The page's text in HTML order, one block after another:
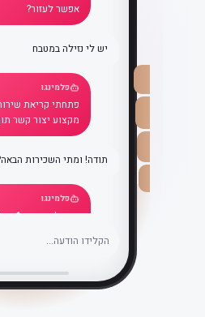
אפשר לעזור?
יש לי נזילה במטבח
פלמינגו
מקצוע יצור קשר
תודה! ומתי השכירות
פלמינגו